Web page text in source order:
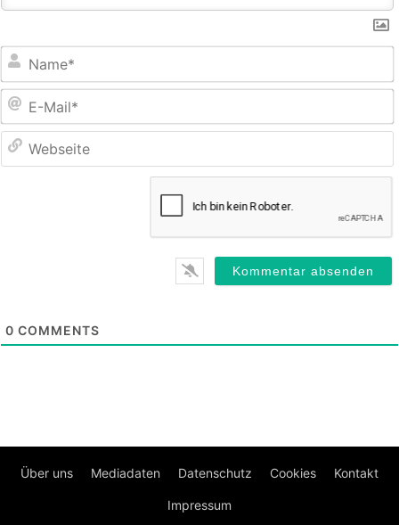
0 COMMENTS
Über uns Mediadaten Datenschutz Cookies Kontakt
Impressum